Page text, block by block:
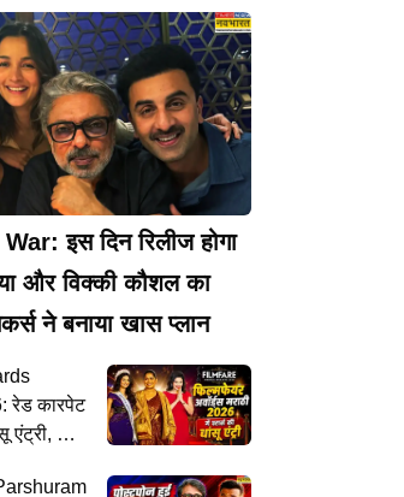
इस दिन रिलीज होगा
और विक्की कौशल का
ने बनाया खास प्लान
रेड कारपेट
एंट्री, कौन